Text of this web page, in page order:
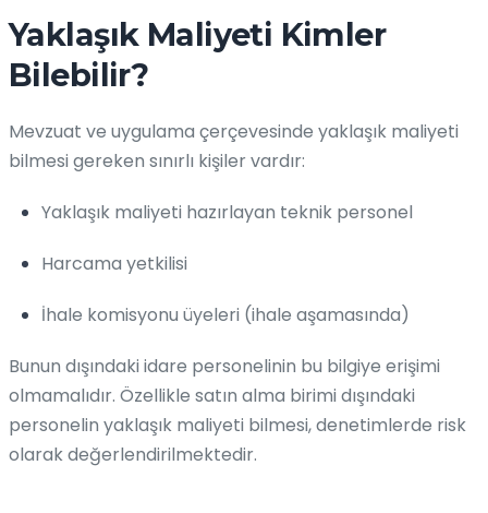
Yaklaşık Maliyeti Kimler
Bilebilir?
Mevzuat ve uygulama çerçevesinde yaklaşık maliyeti
bilmesi gereken sınırlı kişiler vardır:
Yaklaşık maliyeti hazırlayan teknik personel
Harcama yetkilisi
İhale komisyonu üyeleri (ihale aşamasında)
Bunun dışındaki idare personelinin bu bilgiye erişimi
olmamalıdır. Özellikle satın alma birimi dışındaki
personelin yaklaşık maliyeti bilmesi, denetimlerde risk
olarak değerlendirilmektedir.